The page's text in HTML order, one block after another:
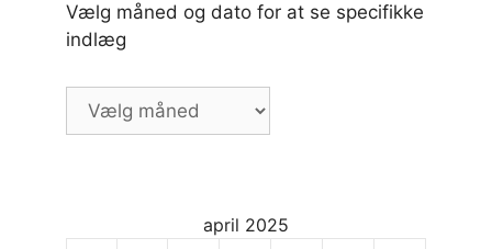
Vælg måned og dato for at se specifikke
indlæg
Vælg
måned
april 2025